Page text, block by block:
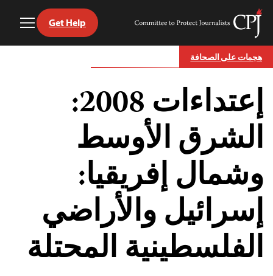
Skip
to
Committee
Protect
Journalists
Get Help
هجمات على الصحافة
إعتداءات 2008:
الشرق الأوسط
وشمال إفريقيا:
إسرائيل والأراضي
الفلسطينية المحتلة